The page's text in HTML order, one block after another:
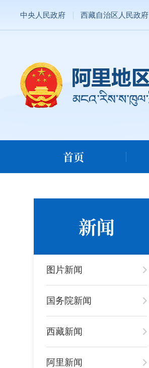
中央人民政府 西藏自治区人民政府
首页
新闻
图片新闻
国务院新闻
西藏新闻
阿里新闻